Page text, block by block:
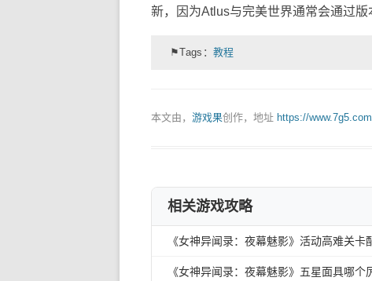
新，因为Atlus与完美世界通常会通过版
⚑Tags：教程
本文由， 游戏果创作，地址 https://
相关游戏攻略
《女神异闻录：夜幕魅影》活动高难关
《女神异闻录：夜幕魅影》五星面具哪